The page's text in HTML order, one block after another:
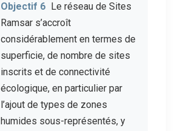
Objectif 6 Le réseau de Sites
Ramsar s’accroît
considérablement en termes de
superficie, de nombre de sites
inscrits et de connectivité
écologique, en particulier par
l’ajout de types de zones
humides sous-représentés, y